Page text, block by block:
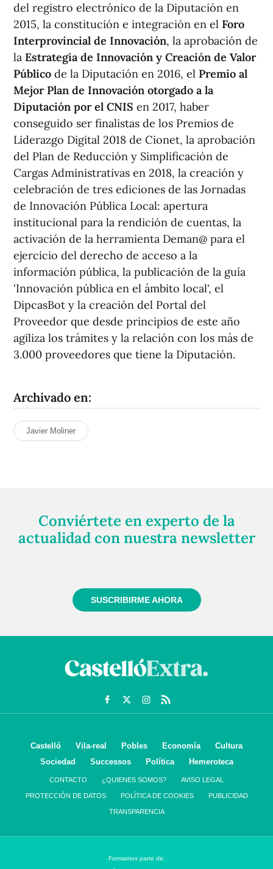
del registro electrónico de la Diputación en
2015, la constitución e integración en el Foro
Interprovincial de Innovación, la aprobación de
la Estrategia de Innovación y Creación de Valor
Público de la Diputación en 2016, el Premio al
Mejor Plan de Innovación otorgado a la
Diputación por el CNIS en 2017, haber
conseguido ser finalistas de los Premios de
Liderazgo Digital 2018 de Cionet, la aprobación
del Plan de Reducción y Simplificación de
Cargas Administrativas en 2018, la creación y
celebración de tres ediciones de las Jornadas
de Innovación Pública Local: apertura
institucional para la rendición de cuentas, la
activación de la herramienta Deman@ para el
ejercicio del derecho de acceso a la
información pública, la publicación de la guía
'Innovación pública en el ámbito local', el
DipcasBot y la creación del Portal del
Proveedor que desde principios de este año
agiliza los trámites y la relación con los más de
3.000 proveedores que tiene la Diputación.
Archivado en:
Javier Moliner
Conviértete en experto de la
actualidad con nuestra newsletter
SUSCRIBIRME AHORA
Castelló Vila-real Pobles Economía
Cultura
Sociedad
Successos Política Hemeroteca
CONTACTO ¿QUIENES SOMOS? AVISO LEGAL
PROTECCIÓN DE DATOS POLÍTICA DE COOKIES PUBLICIDAD
TRANSPARENCIA
Formamos parte de: